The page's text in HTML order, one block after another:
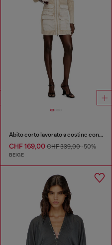
Abito corto lavorato a costine con tasche cargo
CHF 169,00CHF 339,00-50%
BEIGE